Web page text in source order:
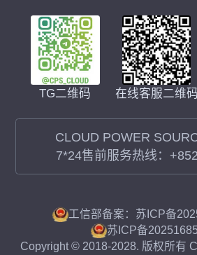
TG二维码 在线客服二维码
CLOUD POWER
7*24售前服务热线：
工信部备案：苏ICP备
苏ICP备
Copyright © 2018-2028. 版权所有